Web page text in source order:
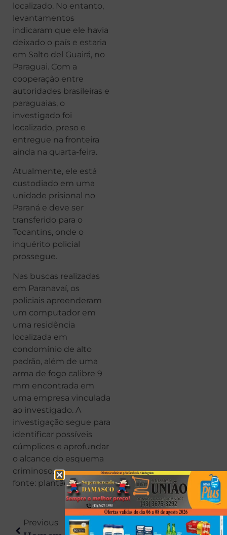
localizado. No entanto,
levantamentos
indicaram que ele havia
deixado o país e estaria
em Salto del Guairá, no
Paraguai. Com a
cooperação entre
autoridades brasileiras e
paraguaias, o
investigado foi
localizado, preso e
entregue na fronteira
ainda na quarta-feira.
Atualmente, ele está
custodiado em uma
unidade prisional no
Paraná e deve ser
transferido para o
Tocantins, onde o
inquérito policial
prossegue.
Nas buscas realizadas
em Paranavaí, os
policiais apreenderam
um computador em
uma residência
localizada em
condomínio de alto
padrão, além de uma
arma de fogo calibre 9
mm encontrada em
uma empresa vinculada
ao investigado. A
investigação segue para
identificar possíveis
cúmplices e aprofundar
o alcance do esquema
criminoso.
fonte: plantão Maringá
Previous Next